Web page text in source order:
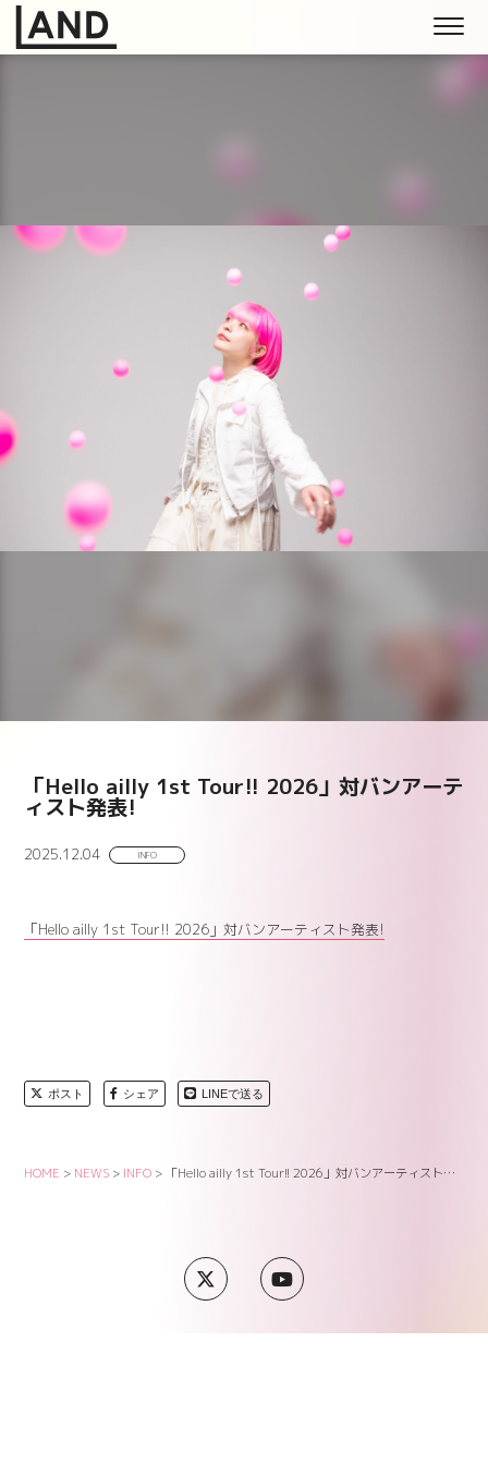
「Hello ailly 1st Tour!! 2026」対バンアーテ
ィスト発表!
2025.12.04 INFO
「Hello ailly 1st Tour!! 2026」対バンアーティスト発表!
ポスト シェア LINEで送る
HOME > NEWS > INFO > 「Hello ailly 1st Tour!! 2026」対バンアーティスト発表!